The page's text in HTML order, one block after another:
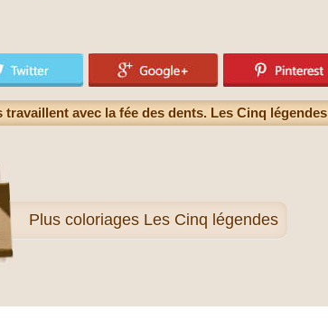
avec la fée des dents. Les Cinq légendes
Plus coloriages Les Cinq légendes